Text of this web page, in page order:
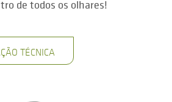
de todos os olhares!
TÉCNICA